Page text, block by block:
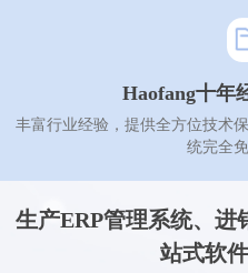
Haofang十年
丰富行业经验，提供全方位技术
统完全
生产ERP管理系统、进
站式软